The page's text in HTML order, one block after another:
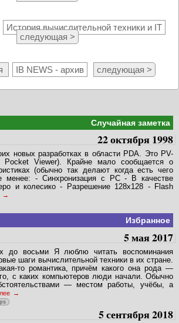
История вычислительной техники и IT
следующая >
IB NEWS - архив следующая >
Случайная заметка
22 октября 1998
новых разработках в области PDA. Это PV-
Viewer). Крайне мало сообщается о
(обычно так делают когда есть чего
менее: - Синхронизация с PC - В качестве
и колесико - Разрешение 128x128 - Flash
Избранное
5 мая 2017
до восьми Я люблю читать воспоминания
шаги вычислительной техники в их стране.
то романтика, причём какого она рода —
с каких компьютеров люди начали. Обычно
— местом работы, учёбы, а
5 сентября 2018